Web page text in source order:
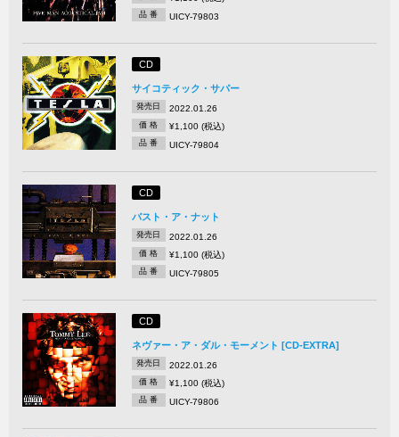
品 番 UICY-79803
CD
サイコティック・サパー
発売日 2022.01.26
価 格 ¥1,100 (税込)
品 番 UICY-79804
CD
バスト・ア・ナット
発売日 2022.01.26
価 格 ¥1,100 (税込)
品 番 UICY-79805
CD
ネヴァー・ア・ダル・モーメント [CD-EXTRA]
発売日 2022.01.26
価 格 ¥1,100 (税込)
品 番 UICY-79806